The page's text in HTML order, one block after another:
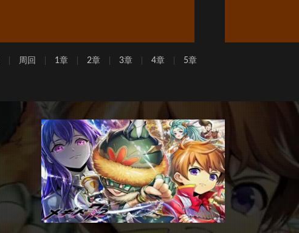
周回 1章 2章 3章 4章 5章